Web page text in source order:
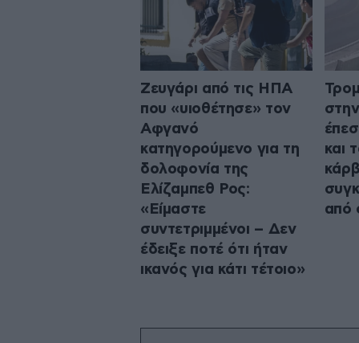
Ζευγάρι από τις ΗΠΑ
που «υιοθέτησε» τον
Αφγανό
κατηγορούμενο για τη
δολοφονία της
Ελίζαμπεθ Ρος:
«Είμαστε
συντετριμμένοι – Δεν
έδειξε ποτέ ότι ήταν
ικανός για κάτι τέτοιο»
και
από